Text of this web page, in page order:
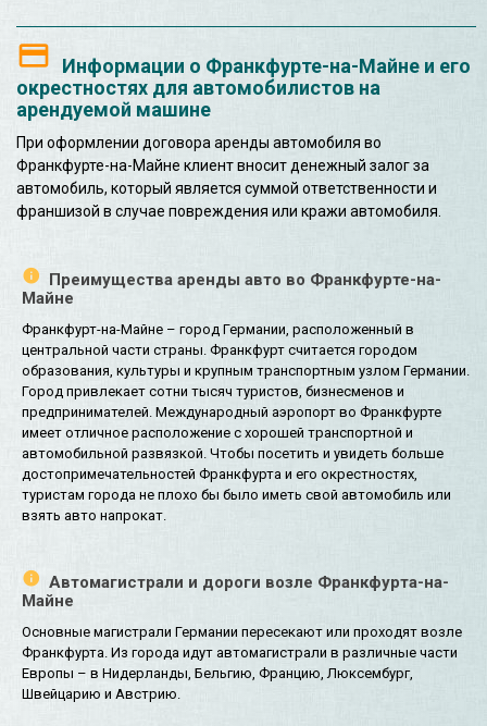
Информации о Франкфурте-на-Майне и его
окрестностях для автомобилистов на
арендуемой машине
При оформлении договора аренды автомобиля во
Франкфурте-на-Майне клиент вносит денежный залог за
автомобиль, который является суммой ответственности и
франшизой в случае повреждения или кражи автомобиля.
Преимущества аренды авто во Франкфурте-на-
Майне
Франкфурт-на-Майне – город Германии, расположенный в
центральной части страны. Франкфурт считается городом
образования, культуры и крупным транспортным узлом Германии.
Город привлекает сотни тысяч туристов, бизнесменов и
предпринимателей. Международный аэропорт во Франкфурте
имеет отличное расположение с хорошей транспортной и
автомобильной развязкой. Чтобы посетить и увидеть больше
достопримечательностей Франкфурта и его окрестностях,
туристам города не плохо бы было иметь свой автомобиль или
взять авто напрокат.
Автомагистрали и дороги возле Франкфурта-на-
Майне
Основные магистрали Германии пересекают или проходят возле
Франкфурта. Из города идут автомагистрали в различные части
Европы – в Нидерланды, Бельгию, Францию, Люксембург,
Швейцарию и Австрию.